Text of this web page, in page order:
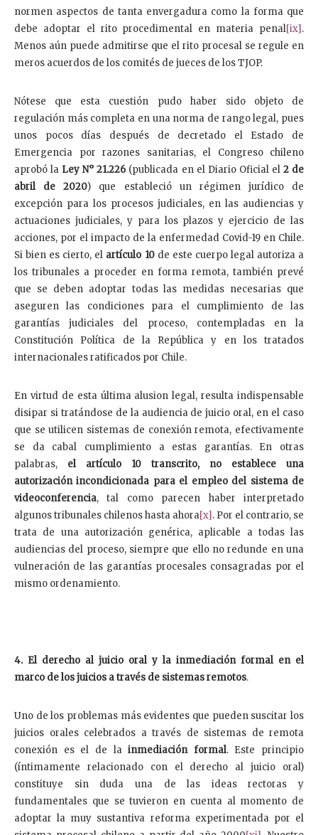
normen aspectos de tanta envergadura como la forma que
debe adoptar el rito procedimental en materia penal[ix].
Menos aún puede admitirse que el rito procesal se regule en
meros acuerdos de los comités de jueces de los TJOP.
Nótese que esta cuestión pudo haber sido objeto de
regulación más completa en una norma de rango legal, pues
unos pocos días después de decretado el Estado de
Emergencia por razones sanitarias, el Congreso chileno
aprobó la Ley N° 21.226 (publicada en el Diario Oficial el 2 de
abril de 2020) que estableció un régimen jurídico de
excepción para los procesos judiciales, en las audiencias y
actuaciones judiciales, y para los plazos y ejercicio de las
acciones, por el impacto de la enfermedad Covid-19 en Chile.
Si bien es cierto, el artículo 10de este cuerpo legal autoriza a
los tribunales a proceder en forma remota, también prevé
que se deben adoptar todas las medidas necesarias que
aseguren las condiciones para el cumplimiento de las
garantías judiciales del proceso, contempladas en la
Constitución Política de la República y en los tratados
internacionales ratificados por Chile.
En virtud de esta última alusion legal, resulta indispensable
disipar si tratándose de la audiencia de juicio oral, en el caso
que se utilicen sistemas de conexión remota, efectivamente
se da cabal cumplimiento a estas garantías. En otras
palabras, el artículo 10 transcrito, no establece una
autorización incondicionada para el empleo del sistema de
videoconferencia, tal como parecen haber interpretado
algunos tribunales chilenos hasta ahora[x]. Por el contrario, se
trata de una autorización genérica, aplicable a todas las
audiencias del proceso, siempre que ello no redunde en una
vulneración de las garantías procesales consagradas por el
mismo ordenamiento.
4. El derecho al juicio oral y la inmediación formal en el
marco de los juicios a través de sistemas remotos.
Uno de los problemas más evidentes que pueden suscitar los
juicios orales celebrados a través de sistemas de remota
conexión es el de lainmediación formal. Este principio
(íntimamente relacionado con el derecho al juicio oral)
constituye sin duda una de las ideas rectoras y
fundamentales que se tuvieron en cuenta al momento de
adoptar la muy sustantiva reforma experimentada por el